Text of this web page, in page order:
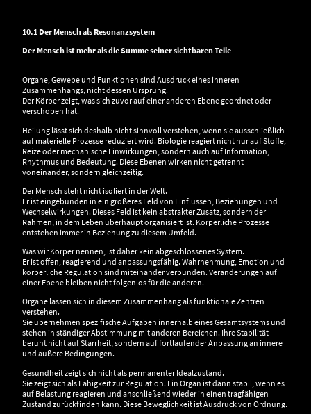
10.1 Der Mensch als Resonanzsystem
Der Mensch ist mehr als die Summe seiner sichtbaren Teile
Organe, Gewebe und Funktionen sind Ausdruck eines inneren
Zusammenhangs, nicht dessen Ursprung.
Der Körper zeigt, was sich zuvor auf einer anderen Ebene geordnet oder
verschoben hat.
Heilung lässt sich deshalb nicht sinnvoll verstehen, wenn sie ausschließlich
auf materielle Prozesse reduziert wird. Biologie reagiert nicht nur auf Stoffe,
Reize oder mechanische Einwirkungen, sondern auch auf Information,
Rhythmus und Bedeutung. Diese Ebenen wirken nicht getrennt
voneinander, sondern gleichzeitig.
Der Mensch steht nicht isoliert in der Welt.
Er ist eingebunden in ein größeres Feld von Einflüssen, Beziehungen und
Wechselwirkungen. Dieses Feld ist kein abstrakter Zusatz, sondern der
Rahmen, in dem Leben überhaupt organisiert ist. Körperliche Prozesse
entstehen immer in Beziehung zu diesem Umfeld.
Was wir Körper nennen, ist daher kein abgeschlossenes System.
Er ist offen, reagierend und anpassungsfähig. Wahrnehmung, Emotion und
körperliche Regulation sind miteinander verbunden. Veränderungen auf
einer Ebene bleiben nicht folgenlos für die anderen.
Organe lassen sich in diesem Zusammenhang als funktionale Zentren
verstehen.
Sie übernehmen spezifische Aufgaben innerhalb eines Gesamtsystems und
stehen in ständiger Abstimmung mit anderen Bereichen. Ihre Stabilität
beruht nicht auf Starrheit, sondern auf fortlaufender Anpassung an innere
und äußere Bedingungen.
Gesundheit zeigt sich nicht als permanenter Idealzustand.
Sie zeigt sich als Fähigkeit zur Regulation. Ein Organ ist dann stabil, wenn es
auf Belastung reagieren und anschließend wieder in einen tragfähigen
Zustand zurückfinden kann. Diese Beweglichkeit ist Ausdruck von Ordnung.